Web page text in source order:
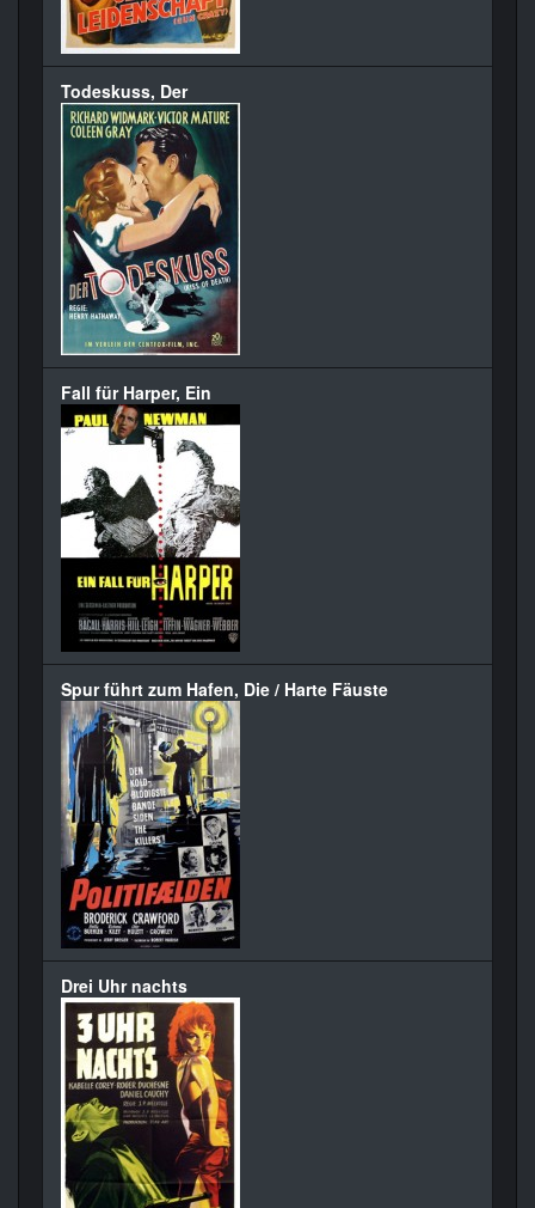
Todeskuss, Der
Fall für Harper, Ein
Spur führt zum Hafen, Die / Harte Fäuste
Drei Uhr nachts